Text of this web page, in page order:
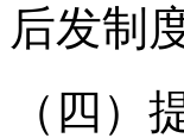
后发制
（四）